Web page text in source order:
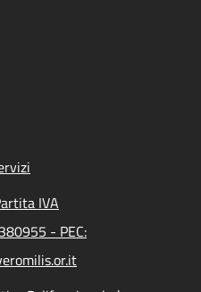
IVA
- PEC: